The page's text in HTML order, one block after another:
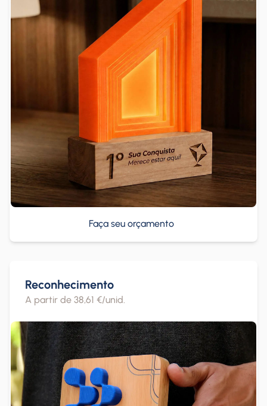
Faça seu orçamento
Reconhecimento
A partir de 38,61 €/unid.